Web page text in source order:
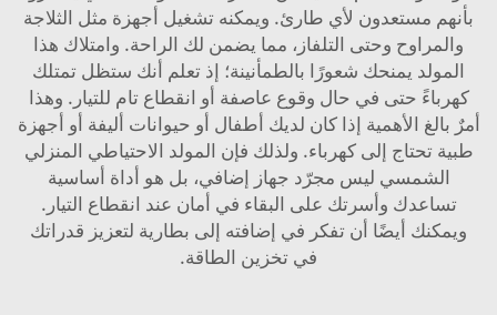
بأنهم مستعدون لأي طارئ. ويمكنه تشغيل أجهزة مثل الثلاجة
والمراوح وحتى التلفاز، مما يضمن لك الراحة. وامتلاك هذا
المولد يمنحك شعورًا بالطمأنينة؛ إذ تعلم أنك ستظل تمتلك
كهرباءً حتى في حال وقوع عاصفة أو انقطاع تام للتيار. وهذا
أمرٌ بالغ الأهمية إذا كان لديك أطفال أو حيوانات أليفة أو أجهزة
طبية تحتاج إلى كهرباء. ولذلك فإن المولد الاحتياطي المنزلي
الشمسي ليس مجرّد جهاز إضافي، بل هو أداة أساسية
تساعدك وأسرتك على البقاء في أمان عند انقطاع التيار.
ويمكنك أيضًا أن تفكر في إضافته إلى بطارية لتعزيز قدراتك
في تخزين الطاقة.